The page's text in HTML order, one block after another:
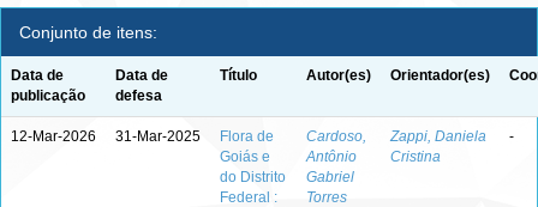
Conjunto de itens:
Data de
publicação
Data de
defesa
Título Autor(es) Orientador(es)
12-Mar-2026 31-Mar-2025
Flora de
Goiás e
do Distrito
Federal :
Cardoso,
Antônio
Gabriel
Torres
Zappi, Daniela
Cristina
-